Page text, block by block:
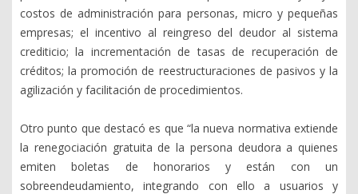
costos de administración para personas, micro y pequeñas
empresas; el incentivo al reingreso del deudor al sistema
crediticio; la incrementación de tasas de recuperación de
créditos; la promoción de reestructuraciones de pasivos y la
agilización y facilitación de procedimientos.
Otro punto que destacó es que “la nueva normativa extiende
la renegociación gratuita de la persona deudora a quienes
emiten boletas de honorarios y están con un
sobreendeudamiento, integrando con ello a usuarios y